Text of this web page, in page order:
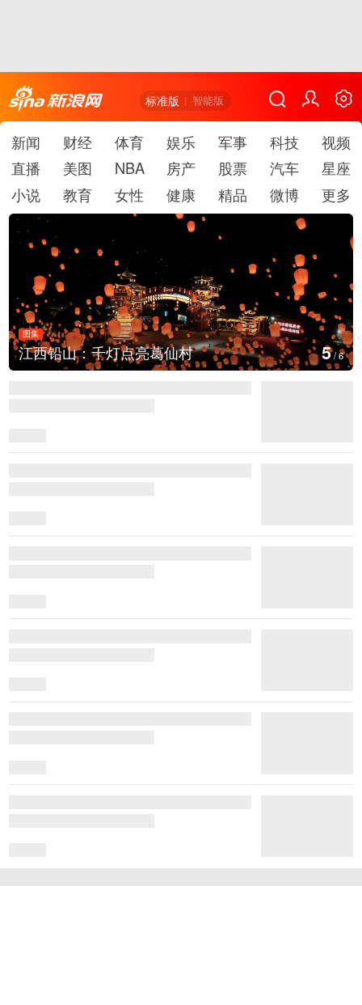
标准版 智能版
新闻 财经 体育 娱乐 军事 科技
视频
直播
美图 NBA 房产 股票 汽车
星座
小说
教育 女性 健康 精品 微博 更多
村
图集
上海：七彩稻田画迎最
6/6